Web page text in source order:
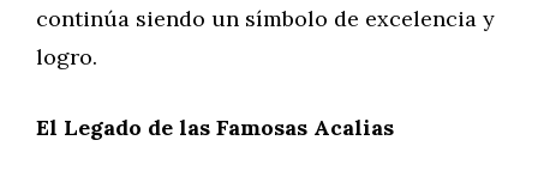
continúa siendo un símbolo de excelencia y
logro.
El Legado de las Famosas Acalias